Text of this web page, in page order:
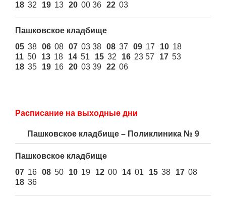
18 32 19 13 20 00 36 22 03
Пашковское кладбище
05 38 06 08 07 03 38 08 37 09 17 10 18
11 50 13 18 14 51 15 32 16 23 57 17 53
18 35 19 16 20 03 39 22 06
Расписание на выходные дни
Пашковское кладбище – Поликлиника № 9
Пашковское кладбище
07 16 08 50 10 19 12 00 14 01 15 38 17 08
18 36